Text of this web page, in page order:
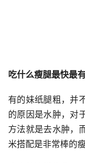
吃什么瘦腿最快最
有的妹纸腿粗，并
的原因是水肿，对
方法就是去水肿，
米搭配是非常棒的瘦